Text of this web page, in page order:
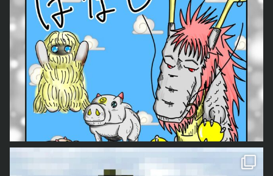
我が家では毎年、私の父手作りのしめ縄を飾